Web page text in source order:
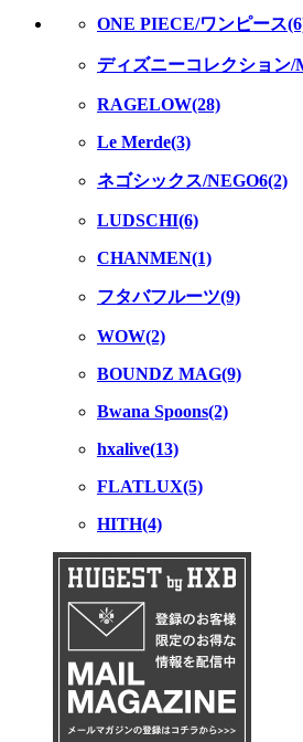
ONE PIECE/ワンピース
ディズニーコレクション
RAGELOW(28)
Le Merde(3)
ネゴシックス/NEGO6(2)
LUDSCHI(6)
CHANMEN(1)
フタバフルーツ(9)
WOW(2)
BOUNDZ MAG(9)
Bwana Spoons(2)
hxalive(13)
FLATLUX(5)
HITH(4)